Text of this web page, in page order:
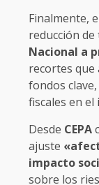
Finalmente,
reducción
Nacional a
recortes que
fondos
fiscales en
Desde CEPA
ajuste
impacto
sobre los